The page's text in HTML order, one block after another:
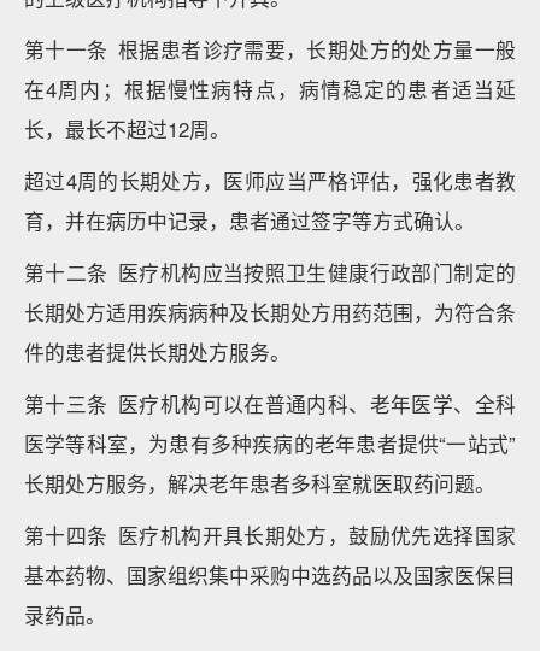
第十一条 根据患者诊疗需要，长期处方的处方量一般
在4周内；根据慢性病特点，病情稳定的患者适当延
长，最长不超过12周。
超过4周的长期处方，医师应当严格评估，强化患者教
育，并在病历中记录，患者通过签字等方式确认。
第十二条 医疗机构应当按照卫生健康行政部门制定的
长期处方适用疾病病种及长期处方用药范围，为符合条
件的患者提供长期处方服务。
第十三条 医疗机构可以在普通内科、老年医学、全科
医学等科室，为患有多种疾病的老年患者提供“一站式”
长期处方服务，解决老年患者多科室就医取药问题。
第十四条 医疗机构开具长期处方，鼓励优先选择国家
基本药物、国家组织集中采购中选药品以及国家医保目
录药品。